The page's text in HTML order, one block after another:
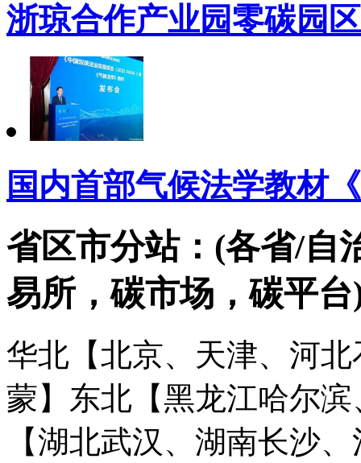
浙琼合作产业园零碳园
国内首部气候法学教材
省区市分站：(各省/自
易所，碳市场，碳平台
华北【北京、天津、河
蒙】 东北【黑龙江哈尔
【湖北武汉、湖南长沙